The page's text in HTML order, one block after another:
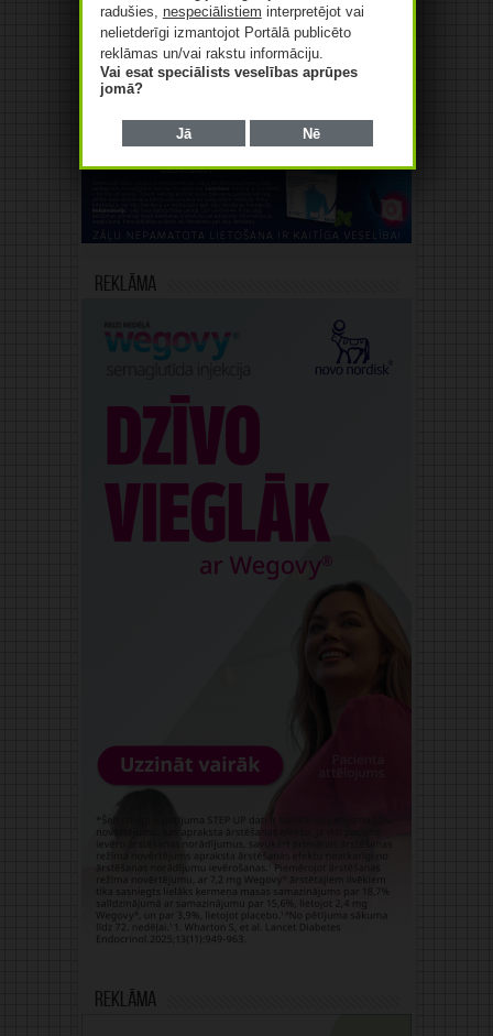
Reklāma
Reklāma
radušies, nespeciālistiem interpretējot vai
nelietderīgi izmantojot Portālā publicēto
reklāmas un/vai rakstu informāciju.
Vai esat speciālists veselības aprūpes
jomā?
Jā Nē